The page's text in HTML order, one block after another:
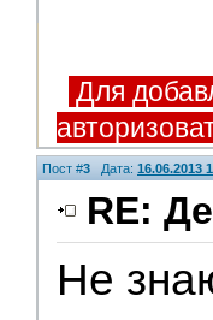
Для
Пост #3 Дата: 16.06.2013
RE:
Не